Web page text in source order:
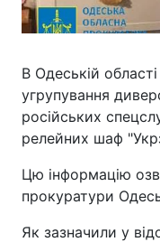
В Одеській
угрупування
російських
релейних шаф
Цю інформацію
прокуратури
Як зазначили у